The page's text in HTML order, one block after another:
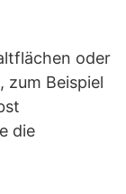
oder
zum Beispiel
die